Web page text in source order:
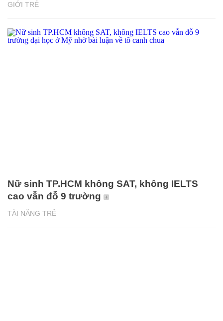
GIỚI TRẺ
TÀI NĂNG TRẺ
Nữ sinh TP.HCM không SAT, không IELTS
cao vẫn đỗ 9 trường